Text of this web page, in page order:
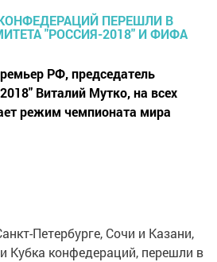
РФ, председатель
Виталий Мутко, на всех
режим чемпионата мира
Петербурге, Сочи и Казани,
Кубка конфедераций, перешли в